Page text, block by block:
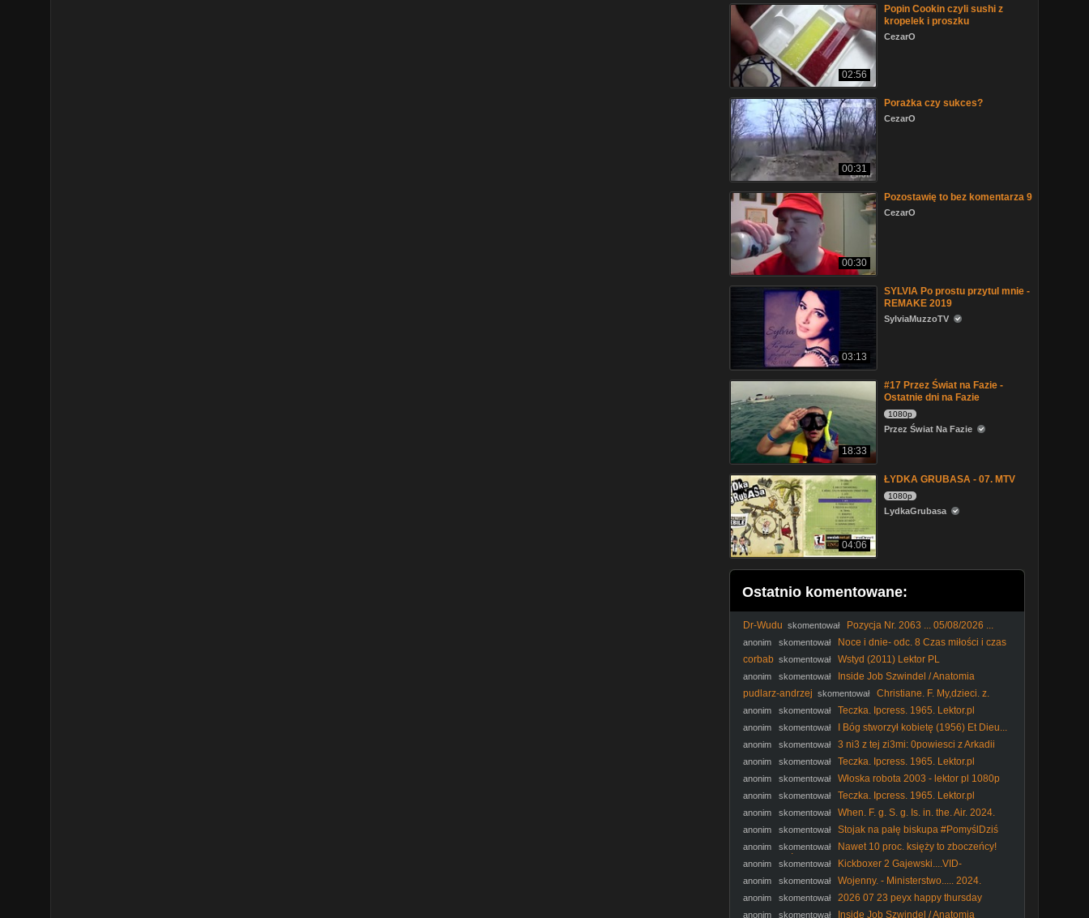
02:56
Popin Cookin czyli sushi z
kropelek i proszku
CezarO
00:31
Porażka czy sukces?
CezarO
00:30
Pozostawię to bez komentarza 9
CezarO
03:13
SYLVIA Po prostu przytul mnie -
REMAKE 2019
SylviaMuzzoTV
18:33
#17 Przez Świat na Fazie -
Ostatnie dni na Fazie
1080p
Przez Świat Na Fazie
04:06
ŁYDKA GRUBASA - 07. MTV
1080p
LydkaGrubasa
Ostatnio komentowane:
Dr-Wudu skomentował Pozycja Nr. 2063 ... 05/08/2026 ...
anonim skomentował
Noce i dnie- odc. 8 Czas miłości i czas
śmierci
corbab skomentował Wstyd (2011) Lektor PL
anonim skomentował
Inside Job Szwindel / Anatomia
Kryzysu / 2010 Film dokumentalny / PL480p
pudlarz-andrzej skomentował
Christiane. F. My,dzieci. z.
dworca. Zoo. 1981. Lektor.pl
anonim skomentował Teczka. Ipcress. 1965. Lektor.pl
anonim skomentował
I Bóg stworzył kobietę (1956) Et Dieu...
créa la femme [1080p] [Bluray]
anonim skomentował
3 ni3 z tej zi3mi: 0powiesci z Arkadii
odcinek 13 polski dubbing
anonim skomentował Teczka. Ipcress. 1965. Lektor.pl
anonim skomentował Włoska robota 2003 - lektor pl 1080p
anonim skomentował Teczka. Ipcress. 1965. Lektor.pl
anonim skomentował
When. F. g. S. g. Is. in. the. Air. 2024.
Film.pl
anonim skomentował
Stojak na pałę biskupa #PomyślDziś
odc. 2644
anonim skomentował
Nawet 10 proc. księży to zboczeńcy!
#IPPTVNaŻywo #ksiądz #kler
anonim skomentował
Kickboxer 2 Gajewski....VID-
1744780529332 (1)
anonim skomentował
Wojenny. - Ministerstwo..... 2024.
napisy
anonim skomentował 2026 07 23 peyx happy thursday
anonim skomentował Inside Job Szwindel / Anatomia